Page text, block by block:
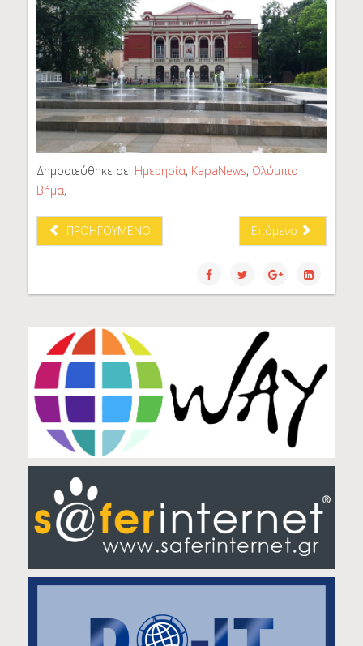
Δημοσιεύθηκε σε: Ημερησία, KapaNews, Ολύμπιο
Βήμα,
ΠΡΟΗΓΟΎΜΕΝΟ Επόμενο